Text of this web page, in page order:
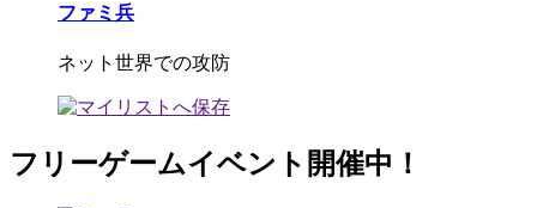
ファミ兵
ネット世界での攻防
フリーゲームイベント開催中！